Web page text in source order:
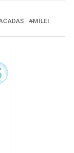
MILEI